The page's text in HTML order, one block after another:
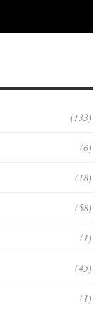
(133)
(6)
(18)
(58)
(1)
(45)
(1)